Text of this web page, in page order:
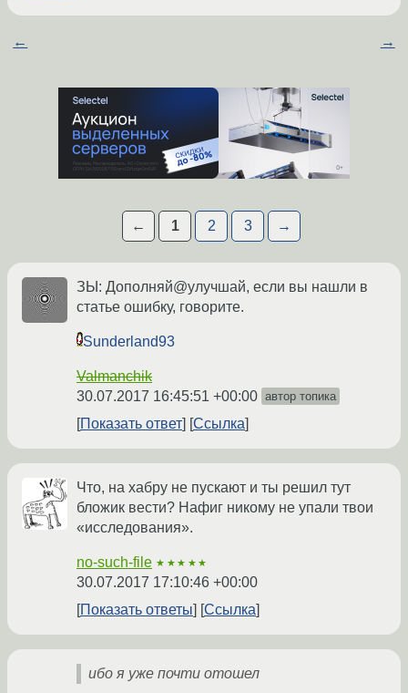
← →
← 1 2 3 →
ЗЫ: Дополняй@улучшай, если вы нашли в
статье ошибку, говорите.
Sunderland93
Valmanchik
30.07.2017 16:45:51 +00:00 автор топика
Показать ответ Ссылка
Что, на хабру не пускают и ты решил тут
бложик вести? Нафиг никому не упали твои
«исследования».
no-such-file ★★★★★
30.07.2017 17:10:46 +00:00
Показать ответы
Ссылка
ибо я уже почти отошел